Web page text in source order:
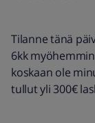
Tilanne tänä
6kk
koskaan ole
tullut yli 300€